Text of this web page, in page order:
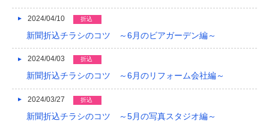
2024/04/10 折込
新聞折込チラシのコツ ～6月のビアガーデン編～
2024/04/03 折込
新聞折込チラシのコツ ～6月のリフォーム会社編～
2024/03/27 折込
新聞折込チラシのコツ ～5月の写真スタジオ編～